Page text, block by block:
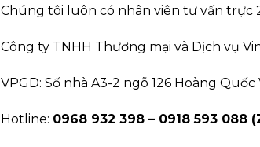
Chúng tôi luôn có nhân viên tư vấn trực
Công ty TNHH Thương mại và Dịch vụ
VPGD: Số nhà A3-2 ngõ 126 Hoàng Quốc
Hotline: 0968 932 398 – 0918 593 088